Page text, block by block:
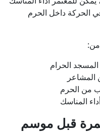
الحركة داخل الحرم
من:
الحرام
المشاعر
من الحرم
المناسك
قبل موسم